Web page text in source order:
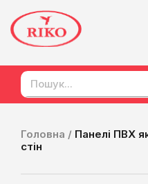
Головна / Панелі ПВХ
стін